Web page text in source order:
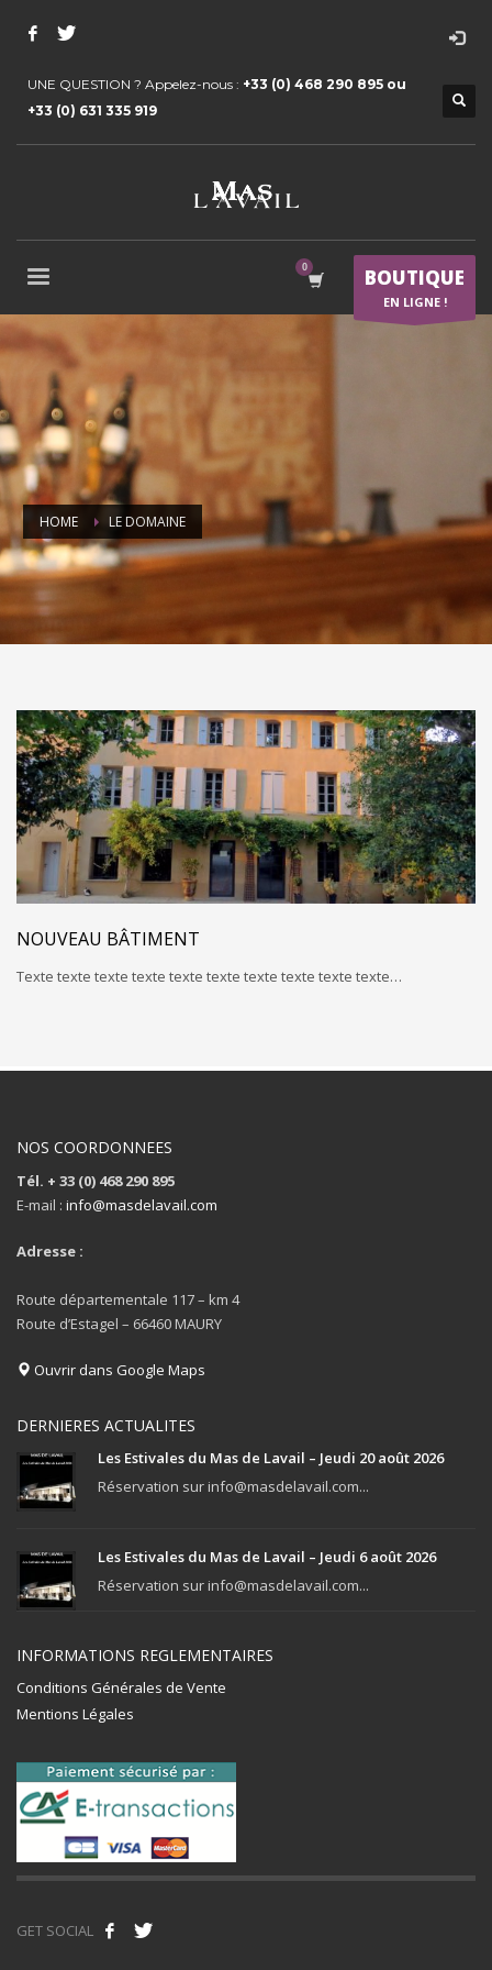
UNE QUESTION ? Appelez-nous : +33 (0) 468 290 895 ou
+33 (0) 631 335 919
BOUTIQUE
EN LIGNE !
HOME LE DOMAINE
NOUVEAU BÂTIMENT
Texte texte texte texte texte texte texte texte texte texte…
NOS COORDONNEES
Tél. + 33 (0) 468 290 895
E-mail : info@masdelavail.com
Adresse :
Route départementale 117 – km 4
Route d’Estagel – 66460 MAURY
Ouvrir dans Google Maps
DERNIERES ACTUALITES
Les Estivales du Mas de Lavail – Jeudi 20 août 2026
Réservation sur info@masdelavail.com...
Les Estivales du Mas de Lavail – Jeudi 6 août 2026
Réservation sur info@masdelavail.com...
INFORMATIONS REGLEMENTAIRES
Conditions Générales de Vente
Mentions Légales
GET SOCIAL